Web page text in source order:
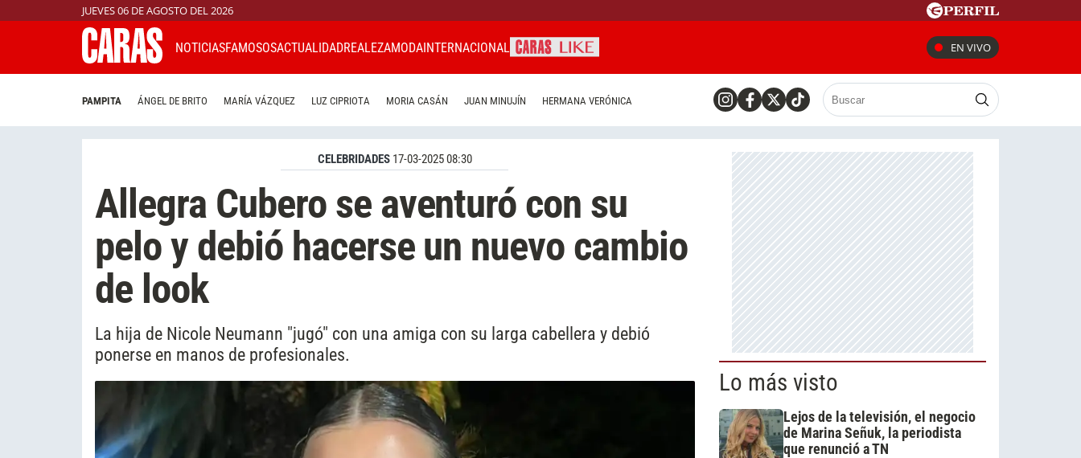
JUEVES 06 DE AGOSTO DEL 2026
NOTICIASFAMOSOSACTUALIDADREALEZAMODAINTERNACIONAL EN VIVO
PAMPITA ÁNGEL DE BRITO MARÍA VÁZQUEZ LUZ CIPRIOTA MORIA CASÁN JUAN MINUJÍN HERMANA VERÓNICA
CELEBRIDADES 17-03-2025 08:30
Allegra Cubero se aventuró con su
pelo y debió hacerse un nuevo cambio
de look
La hija de Nicole Neumann "jugó" con una amiga con su larga cabellera y debió
ponerse en manos de profesionales.
Lo más visto
Lejos de la televisión, el negocio
de Marina Señuk, la periodista
que renunció a TN